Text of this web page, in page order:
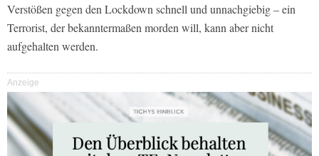
Verstößen gegen den Lockdown schnell und unnachgiebig – ein
Terrorist, der bekanntermaßen morden will, kann aber nicht
aufgehalten werden.
Anzeige